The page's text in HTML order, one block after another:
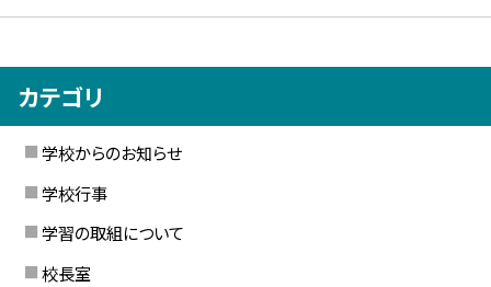
カテゴリ
学校からのお知らせ
学校行事
学習の取組について
校長室